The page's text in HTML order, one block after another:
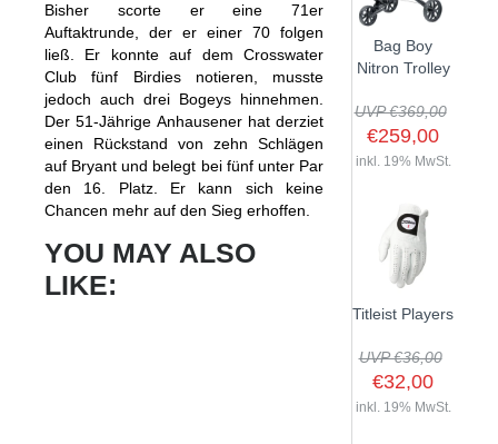
Bisher scorte er eine 71er
Auftaktrunde, der er einer 70 folgen
ließ. Er konnte auf dem Crosswater
Club fünf Birdies notieren, musste
jedoch auch drei Bogeys hinnehmen.
Der 51-Jährige Anhausener hat derziet
einen Rückstand von zehn Schlägen
auf Bryant und belegt bei fünf unter Par
den 16. Platz. Er kann sich keine
Chancen mehr auf den Sieg erhoffen.
YOU MAY ALSO
LIKE:
Bag Boy
Nitron Trolley
UVP €369,00
€259,00
inkl. 19% MwSt.
Titleist Players
UVP €36,00
€32,00
inkl. 19% MwSt.